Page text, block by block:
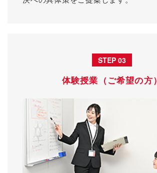
STEP 03
体験授業（ご希望の方）